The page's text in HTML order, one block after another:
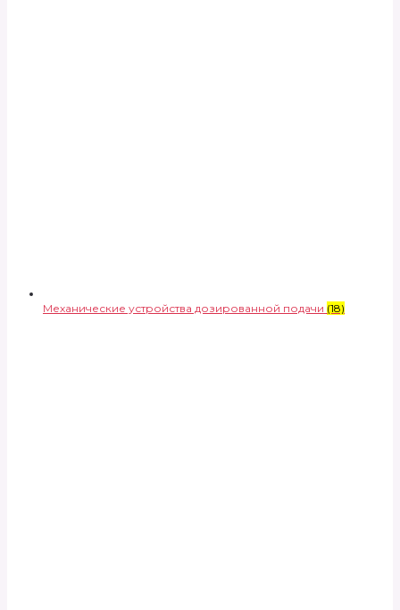
Механические устройства дозированной подачи (18)